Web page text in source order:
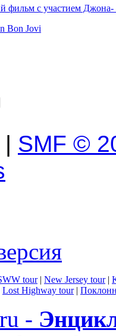
фильм с участием Джона-
Bon Jovi
| SMF ©
tour| New Jersey tour|
Lost Highway tour|
-